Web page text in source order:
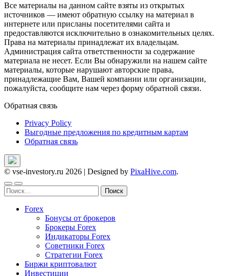
Все материалы на данном сайте взяты из открытых
источников — имеют обратную ссылку на материал в
интернете или присланы посетителями сайта и
предоставляются исключительно в ознакомительных целях.
Права на материалы принадлежат их владельцам.
Администрация сайта ответственности за содержание
материала не несет. Если Вы обнаружили на нашем сайте
материалы, которые нарушают авторские права,
принадлежащие Вам, Вашей компании или организации,
пожалуйста, сообщите нам через форму обратной связи.
Обратная связь
Privacy Policy
Выгодные предложения по кредитным картам
Обратная связь
© vse-investory.ru 2026 | Designed by PixaHive.com.
Найти:
Forex
Бонусы от брокеров
Брокеры Forex
Индикаторы Forex
Советники Forex
Стратегии Forex
Биржи криптовалют
Инвестиции